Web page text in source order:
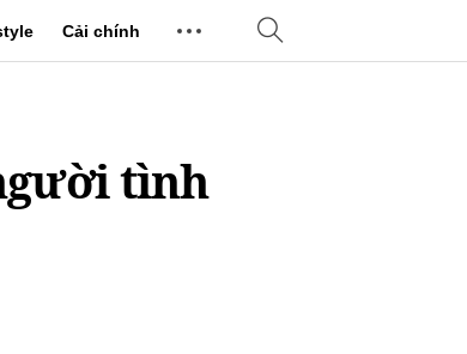
Cải chính
tình